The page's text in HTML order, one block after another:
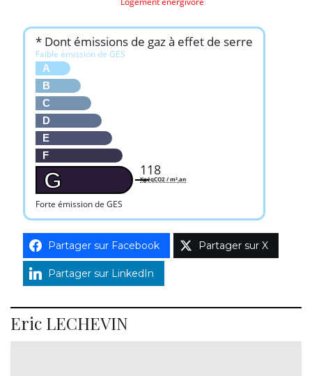
* Dont émissions de gaz à effet de serre
Faible émission de GES
A
B
C
D
E
F
G
Forte émission de GES
118
KgéqCO2 / m².an
Partager sur Facebook Partager sur X
Partager sur LinkedIn
Eric LECHEVIN